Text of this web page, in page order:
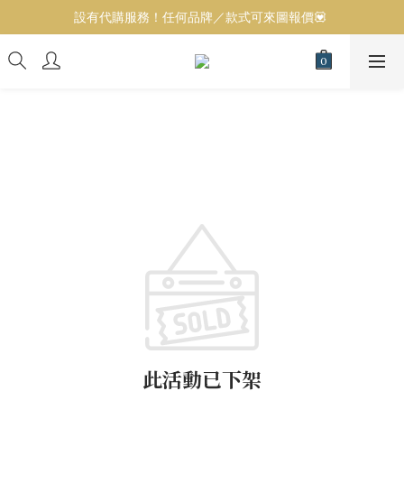
全店100％正貨保證，實體門市歡迎參觀選購❤️
設有代購服務！任何品牌／款式可來圖報價💟
全店100％正貨保證，實體門市歡迎參觀選購❤️
此活動已下架